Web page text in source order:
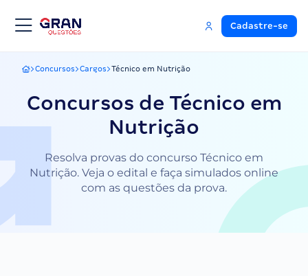
Cadastre-se
Gran Questões
Concursos Cargos Técnico em Nutrição
Concursos de Técnico em
Nutrição
Resolva provas do concurso Técnico em
Nutrição. Veja o edital e faça simulados online
com as questões da prova.